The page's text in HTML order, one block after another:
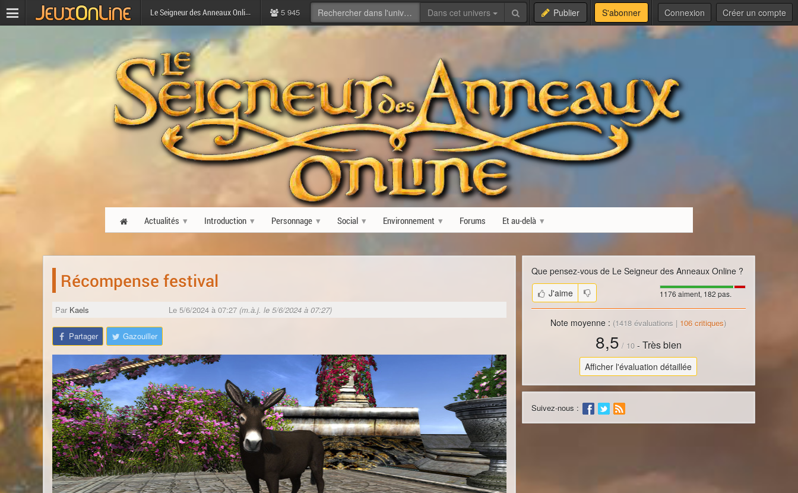
Le Seigneur des Anneaux Online 5 945 Dans cet univers Publier S'abonner Connexion Créer un compte
Actualités Introduction Personnage Social Environnement Forums Et au-delà
Récompense festival
Par Kaels Le 5/6/2024 à 07:27 (m.à.j. le 5/6/2024 à 07:27)
Partager Gazouiller
Que pensez-vous de Le Seigneur des Anneaux Online?
1176 aiment, 182 pas.
J'aime
Note moyenne : (1418 évaluations | 106 critiques)
8,5 / 10- Très bien
Afficher l'évaluation détaillée
Suivez-nous :